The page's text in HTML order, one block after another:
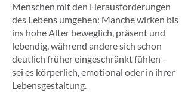
Menschen mit den Herausforderungen
des Lebens umgehen: Manche wirken bis
ins hohe Alter beweglich, präsent und
lebendig, während andere sich schon
deutlich früher eingeschränkt fühlen –
sei es körperlich, emotional oder in ihrer
Lebensgestaltung.